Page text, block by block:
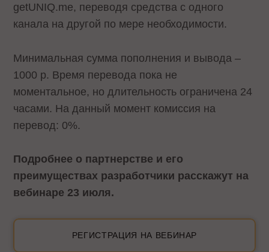
getUNIQ.me, переводя средства с одного
канала на другой по мере необходимости.
Минимальная сумма пополнения и вывода –
1000 р. Время перевода пока не
моментальное, но длительность ограничена 24
часами. На данный момент комиссия на
перевод: 0%.
Подробнее о партнерстве и его
преимуществах разработчики расскажут на
вебинаре 23 июля.
РЕГИСТРАЦИЯ НА ВЕБИНАР